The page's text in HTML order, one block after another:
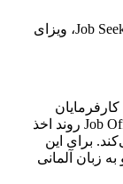
دریافت Job Offer یا Job Offer، اخذ ویزای Job Seeker، ویزای
آلمانی به کارگران خارجی صادر می‌شود. Job Offer روند اخذ
برای این
به زبان آلمانی